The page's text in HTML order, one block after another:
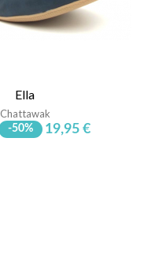
Ella
Chattawak
-50% 19,95 €